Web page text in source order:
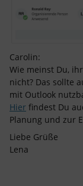
Carolin:
Wie meinst Du,
nicht? Das sollte
mit Outlook
Hier findest Du
Planung und zur
Liebe Grüße
Lena